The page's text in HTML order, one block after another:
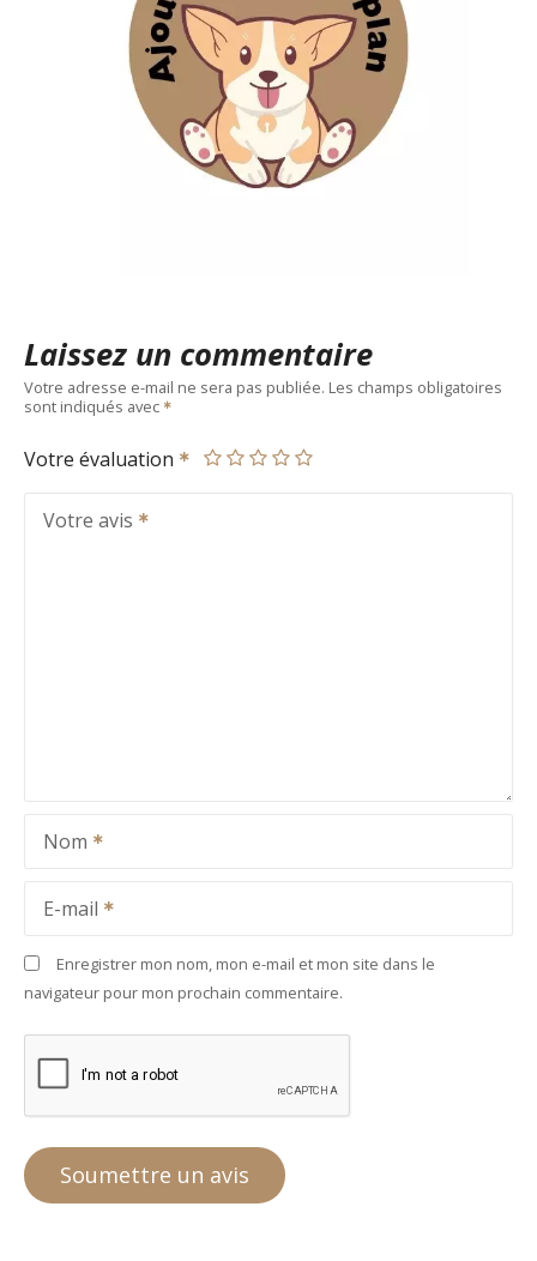
Laissez un commentaire
Votre adresse e-mail ne sera pas publiée. Les champs obligatoires
sont indiqués avec
Votre évaluation
Votre avis
Nom
E-mail
Enregistrer mon nom, mon e-mail et mon site dans le
navigateur pour mon prochain commentaire.